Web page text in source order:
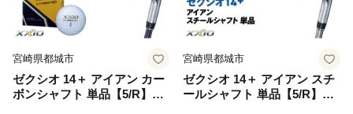
宮崎県都城市
ゼクシオ 14＋ アイアン カー
ボンシャフト 単品【5/R】
宮崎県都城市
ゼクシオ 14＋ アイアン スチ
ールシャフト 単品【5/R】